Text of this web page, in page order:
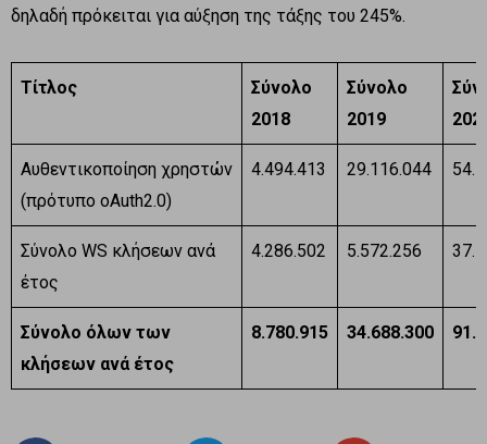
δηλαδή πρόκειται για αύξηση της τάξης του 245%.
Τίτλος
Σύνολο
2018
Σύνολο
2019
Αυθεντικοποίηση χρηστών
(πρότυπο oAuth2.0)
4.494.413 29.116.044
Σύνολο WS κλήσεων ανά
έτος
4.286.502 5.572.256
Σύνολο όλων των
κλήσεων ανά έτος
8.780.915 34.688.300